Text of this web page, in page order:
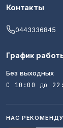
Контакты
0443336845
График
Без выходных
С 10:00 до
НАС